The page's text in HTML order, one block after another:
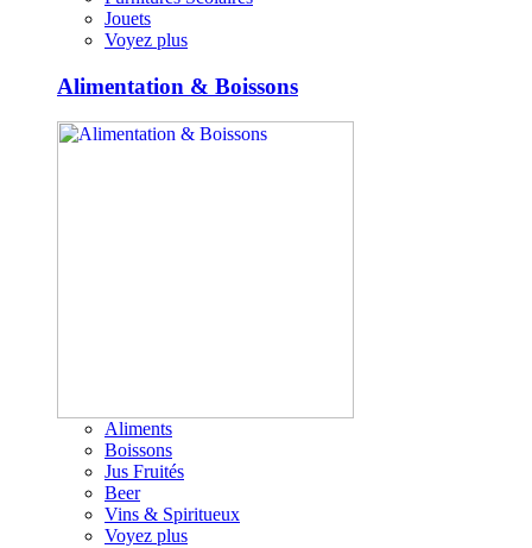
Jouets
Voyez plus
Alimentation & Boissons
Aliments
Boissons
Jus Fruités
Beer
Vins & Spiritueux
Voyez plus